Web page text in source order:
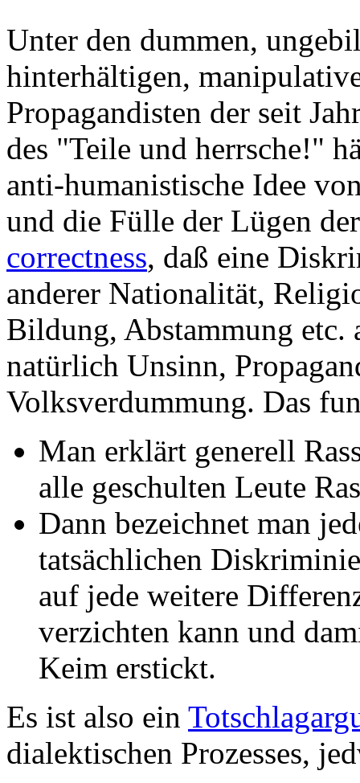
Unter den dummen,
hinterhältigen,
Propagandisten der seit
des "Teile und herrsche!"
anti-humanistische Idee
und die Fülle der Lügen
correctness, daß eine
anderer Nationalität,
Bildung, Abstammung etc.
natürlich Unsinn,
Volksverdummung. Das
Man erklärt generell
alle geschulten Leute
Dann bezeichnet man
tatsächlichen
auf jede weitere
verzichten kann und
Keim erstickt.
Es ist also ein
dialektischen Prozesses,